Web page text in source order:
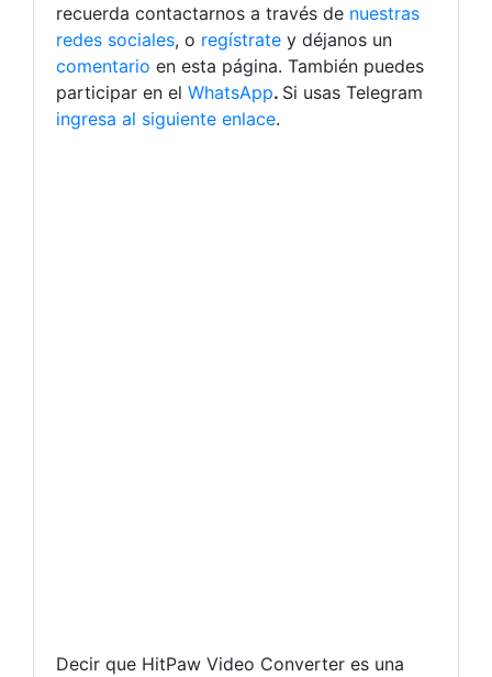
recuerda contactarnos a través de nuestras
redes sociales, o regístrate y déjanos un
comentario en esta página. También puedes
participar en el WhatsApp. Si usas Telegram
ingresa al siguiente enlace.
Decir que HitPaw Video Converter es una